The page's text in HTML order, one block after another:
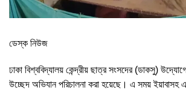
ডেস্ক নিউজ
ঢাকা বিশ্ববিদ্যালয় কেন্দ্রীয় ছাত্র সংসদের (ডাকসু)
উচ্ছেদ অভিযান পরিচালনা করা হয়েছে। এ সময়